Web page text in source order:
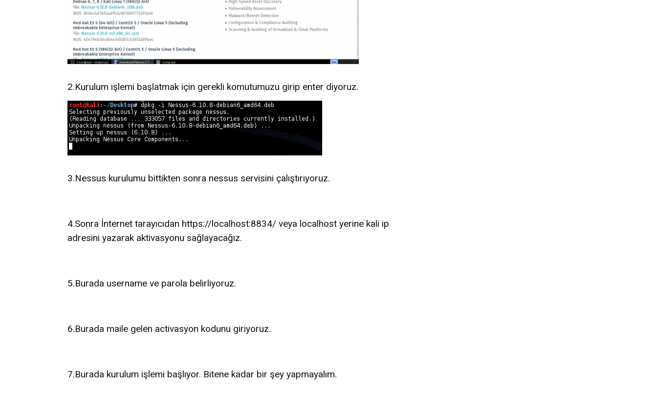
2.Kurulum işlemi başlatmak için gerekli komutumuzu girip enter diyoruz.
3.Nessus kurulumu bittikten sonra nessus servisini çalıştırıyoruz.
4.Sonra İnternet tarayıcıdan https://localhost:8834/ veya localhost yerine kali ip
adresini yazarak aktivasyonu sağlayacağız.
5.Burada username ve parola belirliyoruz.
6.Burada maile gelen activasyon kodunu giriyoruz.
7.Burada kurulum işlemi başlıyor. Bitene kadar bir şey yapmayalım.